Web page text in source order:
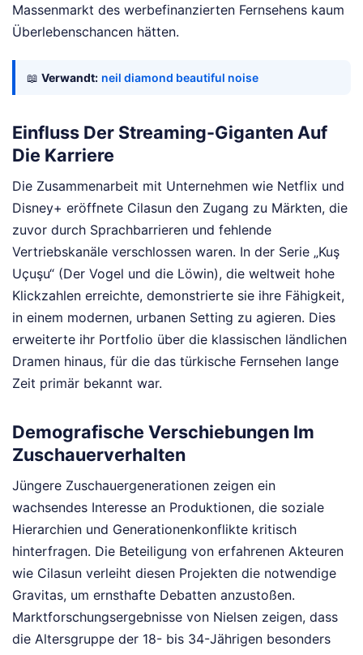
Massenmarkt des werbefinanzierten Fernsehens kaum
Überlebenschancen hätten.
📖 Verwandt: neil diamond beautiful noise
Einfluss Der Streaming-Giganten Auf
Die Karriere
Die Zusammenarbeit mit Unternehmen wie Netflix und
Disney+ eröffnete Cilasun den Zugang zu Märkten, die
zuvor durch Sprachbarrieren und fehlende
Vertriebskanäle verschlossen waren. In der Serie „Kuş
Uçuşu“ (Der Vogel und die Löwin), die weltweit hohe
Klickzahlen erreichte, demonstrierte sie ihre Fähigkeit,
in einem modernen, urbanen Setting zu agieren. Dies
erweiterte ihr Portfolio über die klassischen ländlichen
Dramen hinaus, für die das türkische Fernsehen lange
Zeit primär bekannt war.
Demografische Verschiebungen Im
Zuschauerverhalten
Jüngere Zuschauergenerationen zeigen ein
wachsendes Interesse an Produktionen, die soziale
Hierarchien und Generationenkonflikte kritisch
hinterfragen. Die Beteiligung von erfahrenen Akteuren
wie Cilasun verleiht diesen Projekten die notwendige
Gravitas, um ernsthafte Debatten anzustoßen.
Marktforschungsergebnisse von Nielsen zeigen, dass
die Altersgruppe der 18- bis 34-Jährigen besonders